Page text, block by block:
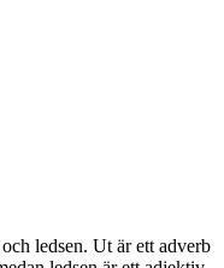
ledsen. Ut är ett adverb